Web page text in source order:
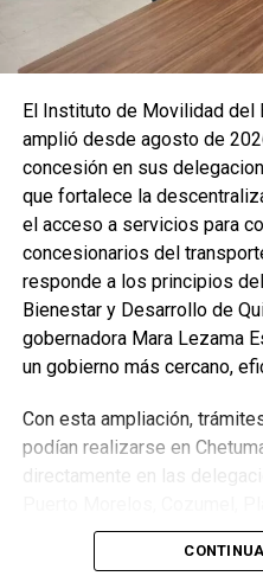
Recibe las
Únete al canal
Quinto Podery
importantes de
en tu teléfono.
Unirme al
El Instituto de Movilidad del
amplió desde agosto de
concesión en sus
que fortalece la
el acceso a servicios para
concesionarios del
responde a los principios
Bienestar y Desarrollo de
gobernadora Mara Lezama
un gobierno más cercano,
Con esta ampliación,
podían realizarse en
directamente en las
Tulum y Felipe Carrillo
subdelegaciones de Lázaro